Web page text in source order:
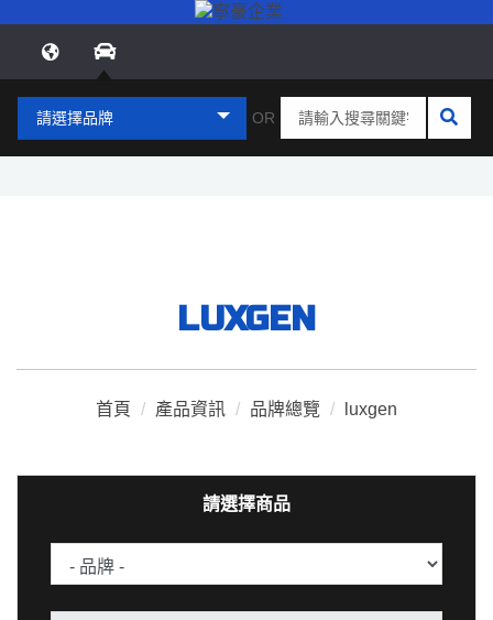
請選擇品牌 OR
LUXGEN
首頁 / 產品資訊 / 品牌總覽 / luxgen
請選擇商品